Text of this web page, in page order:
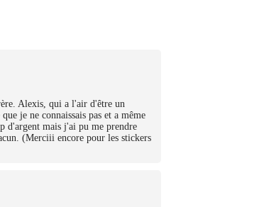
Alexis, qui a l'air d'être un
je ne connaissais pas et a même
d'argent mais j'ai pu me prendre
(Merciii encore pour les stickers